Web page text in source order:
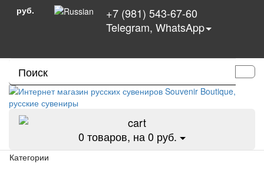
руб.
+7 (981) 543-67-60
Telegram, WhatsApp
0товаров, на 0 руб.
Категории